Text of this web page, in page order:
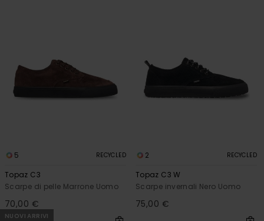
5 RECYCLED
Topaz C3
Scarpe di pelle Marrone Uomo
70,00 €
2 RECYCLED
Topaz C3 W
Scarpe invernali Nero Uomo
75,00 €
NUOVI ARRIVI